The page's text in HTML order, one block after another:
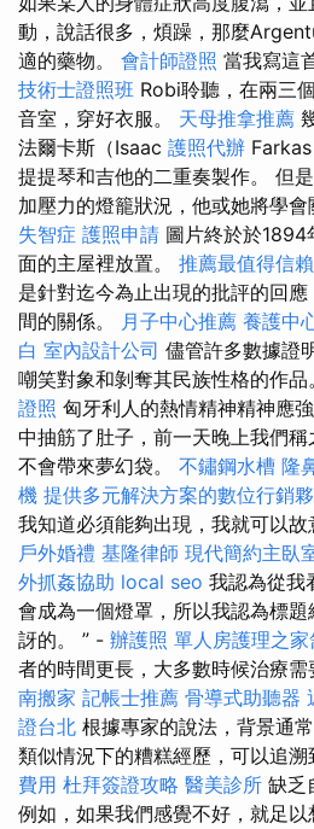
動，說話很多，煩躁，那麼
適的藥物。 會計師證照 當我寫這
技術士證照班 Robi聆聽，在兩三
音室，穿好衣服。 天母推拿推薦
法爾卡斯（Isaac 護照代辦
提提琴和吉他的二重奏製作。 但
加壓力的燈籠狀況，他或她將學會
失智症 護照申請 圖片終於於
面的主屋裡放置。 推薦最值得信
是針對迄今為止出現的批評的回
間的關係。 月子中心推薦 養護中
白 室內設計公司 儘管許多數據證
嘲笑對象和剝奪其民族性格的作品
證照 匈牙利人的熱情精神精神應
中抽筋了肚子，前一天晚上我們
不會帶來夢幻袋。 不鏽鋼水槽 隆
機 提供多元解決方案的數位行銷
我知道必須能夠出現，我就可以故
戶外婚禮 基隆律師 現代簡約主臥
外抓姦協助 local seo 我認為從我
會成為一個燈罩，所以我認為標
訝的。 ” - 辦護照 單人房護理之
者的時間更長，大多數時候治療需
南搬家 記帳士推薦 骨導式助聽器
證台北 根據專家的說法，背景通
類似情況下的糟糕經歷，可以追溯
費用 杜拜簽證攻略 醫美診所 缺乏
例如，如果我們感覺不好，就足